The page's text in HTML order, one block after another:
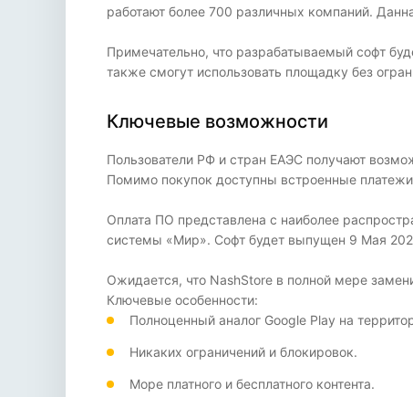
работают более 700 различных компаний.
Примечательно, что разрабатываемый софт
также смогут использовать площадку без
Ключевые возможности
Пользователи РФ и стран ЕАЭС получают
Помимо покупок доступны встроенные
Оплата ПО представлена с наиболее
системы «Мир». Софт будет выпущен 9 Мая
Ожидается, что NashStore в полной мере
Ключевые особенности:
Полноценный аналог Google Play на
Никаких ограничений и блокировок.
Море платного и бесплатного контента.